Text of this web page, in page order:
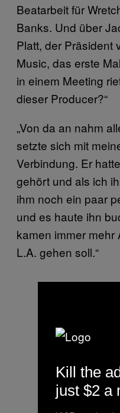
Beatarbeit für
Banks. Und über
Platt, der Präsident
Music, das erste
in einem Meeting
dieser Producer?“
„Von da an nahm
setzte sich mit
Verbindung. Er
gehört und als ich
ihm noch ein paar
und es haute ihn
kamen immer
L.A. gehen soll.“
Kill the
just $2 a